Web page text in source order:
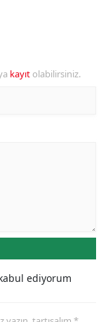
kayıt olabilirsiniz.
ediyorum